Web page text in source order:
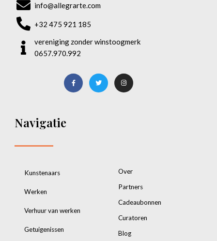
info@allegrarte.com
+32 475 921 185
vereniging zonder winstoogmerk
0657.970.992
Navigatie
Kunstenaars
Werken
Verhuur van werken
Getuigenissen
Over
Partners
Cadeaubonnen
Curatoren
Blog